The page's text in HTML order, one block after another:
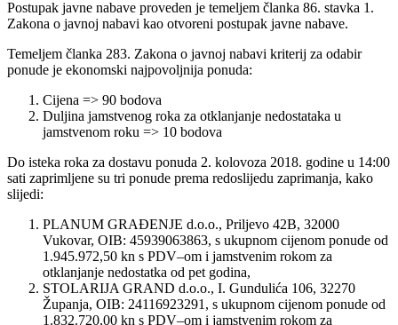
Postupak javne nabave proveden je temeljem članka 86. stavka 1.
Zakona o javnoj nabavi kao otvoreni postupak javne nabave.
Temeljem članka 283. Zakona o javnoj nabavi kriterij za odabir
ponude je ekonomski najpovoljnija ponuda:
Cijena => 90 bodova
Duljina jamstvenog roka za otklanjanje nedostataka u
jamstvenom roku => 10 bodova
Do isteka roka za dostavu ponuda 2. kolovoza 2018. godine u 14:00
sati zaprimljene su tri ponude prema redoslijedu zaprimanja, kako
slijedi:
PLANUM GRAĐENJE d.o.o., Priljevo 42B, 32000
Vukovar, OIB: 45939063863, s ukupnom cijenom ponude od
1.945.972,50 kn s PDV–om i jamstvenim rokom za
otklanjanje nedostatka od pet godina,
STOLARIJA GRAND d.o.o., I. Gundulića 106, 32270
Županja, OIB: 24116923291, s ukupnom cijenom ponude od
1.832.720,00 kn s PDV–om i jamstvenim rokom za